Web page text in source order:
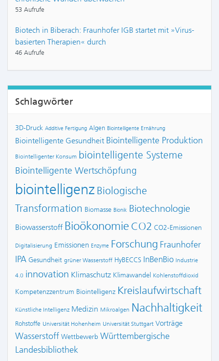
53 Aufrufe
Biotech in Biberach: Fraunhofer IGB startet mit »Virus-
basierten Therapien« durch
46 Aufrufe
Schlagwörter
3D-Druck Additive Fertigung Algen Biointelligente Ernährung
Biointelligente Gesundheit Biointelligente Produktion
Biointelligenter Konsum biointelligente Systeme
Biointelligente Wertschöpfung
biointelligenz Biologische
Transformation Biomasse Bionik Biotechnologie
Biowasserstoff Bioökonomie CO2 CO2-Emissionen
Digitalisierung Emissionen Enzyme Forschung Fraunhofer
IPA Gesundheit grüner Wasserstoff HyBECCS InBenBio Industrie
4.0 innovation Klimaschutz Klimawandel Kohlenstoffdioxid
Kompetenzzentrum Biointelligenz Kreislaufwirtschaft
Künstliche Intelligenz Medizin Mikroalgen Nachhaltigkeit
Rohstoffe Universität Hohenheim Universität Stuttgart Vorträge
Wasserstoff Wettbewerb Württembergische
Landesbibliothek